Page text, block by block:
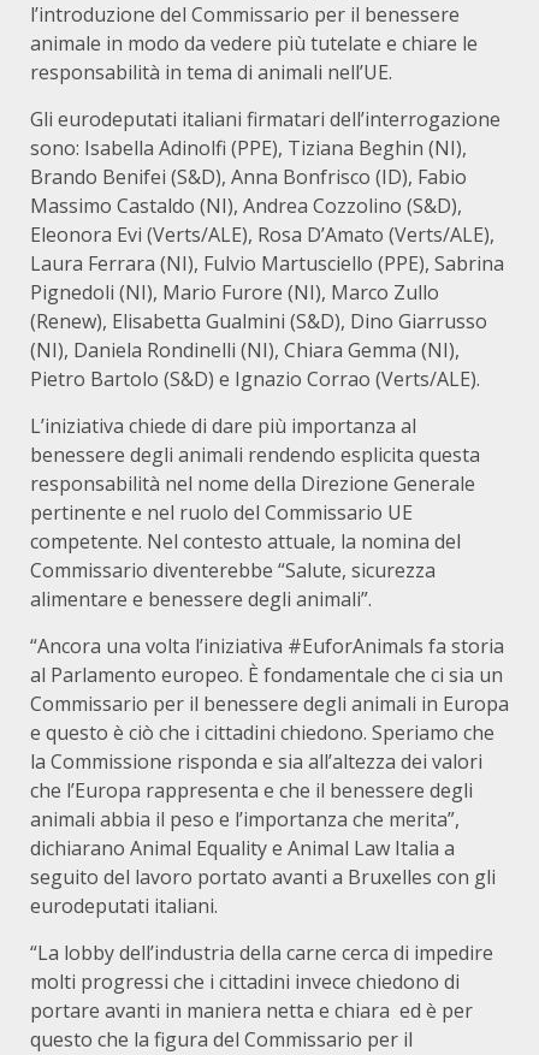
l’introduzione del Commissario per il benessere
animale in modo da vedere più tutelate e chiare le
responsabilità in tema di animali nell’UE.
Gli eurodeputati italiani firmatari dell’interrogazione
sono: Isabella Adinolfi (PPE), Tiziana Beghin (NI),
Brando Benifei (S&D), Anna Bonfrisco (ID), Fabio
Massimo Castaldo (NI), Andrea Cozzolino (S&D),
Eleonora Evi (Verts/ALE), Rosa D’Amato (Verts/ALE),
Laura Ferrara (NI), Fulvio Martusciello (PPE), Sabrina
Pignedoli (NI), Mario Furore (NI), Marco Zullo
(Renew), Elisabetta Gualmini (S&D), Dino Giarrusso
(NI), Daniela Rondinelli (NI), Chiara Gemma (NI),
Pietro Bartolo (S&D) e Ignazio Corrao (Verts/ALE).
L’iniziativa chiede di dare più importanza al
benessere degli animali rendendo esplicita questa
responsabilità nel nome della Direzione Generale
pertinente e nel ruolo del Commissario UE
competente. Nel contesto attuale, la nomina del
Commissario diventerebbe “Salute, sicurezza
alimentare e benessere degli animali”.
“Ancora una volta l’iniziativa #EuforAnimals fa storia
al Parlamento europeo. È fondamentale che ci sia un
Commissario per il benessere degli animali in Europa
e questo è ciò che i cittadini chiedono. Speriamo che
la Commissione risponda e sia all’altezza dei valori
che l’Europa rappresenta e che il benessere degli
animali abbia il peso e l’importanza che merita”,
dichiarano Animal Equality e Animal Law Italia a
seguito del lavoro portato avanti a Bruxelles con gli
eurodeputati italiani.
“La lobby dell’industria della carne cerca di impedire
molti progressi che i cittadini invece chiedono di
portare avanti in maniera netta e chiara ed è per
questo che la figura del Commissario per il